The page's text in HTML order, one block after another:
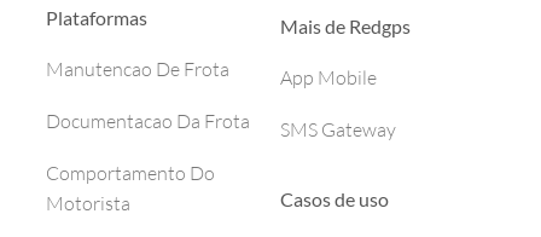
Plataformas
Manutencao De Frota
Documentacao Da Frota
Comportamento Do
Motorista
Mais de Redgps
App Mobile
SMS Gateway
Casos de uso